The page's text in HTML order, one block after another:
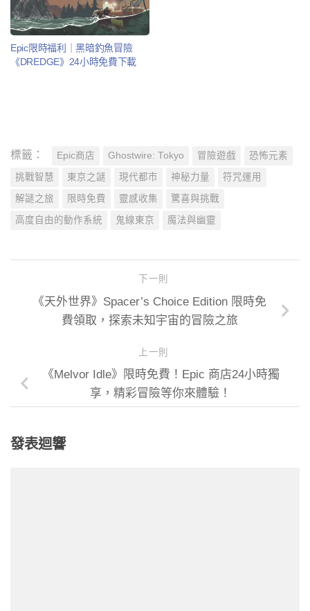
Epic限時福利｜黑暗釣魚冒險
《DREDGE》24小時免費下載
標籤： Epic商店 Ghostwire: Tokyo 冒險遊戲 恐怖元素
挑戰智慧 東京之謎 現代都市 神秘力量 符咒運用
解謎之旅 限時免費 靈感收集 驚喜與挑戰
高度自由的動作系統 鬼線東京 魔法與幽靈
下一則
《天外世界》Spacer’s Choice Edition 限時免
費領取，探索未知宇宙的冒險之旅
上一則
《Melvor Idle》限時免費！Epic 商店24小時獨
享，精彩冒險等你來體驗！
發表迴響